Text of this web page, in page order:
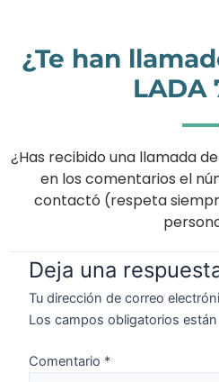
¿Te han
LADA
¿Has recibido una llamada
en los comentarios el
contactó (respeta
Deja una
Tu dirección de correo
Los campos obligatorios
Comentario *